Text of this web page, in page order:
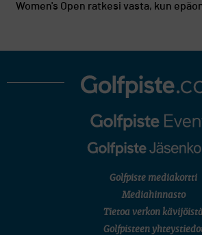
Women's Open ratkesi vasta, kun
Golfpiste mediakortti
Mediahinnasto
Tietoa verkon
Golfpisteen